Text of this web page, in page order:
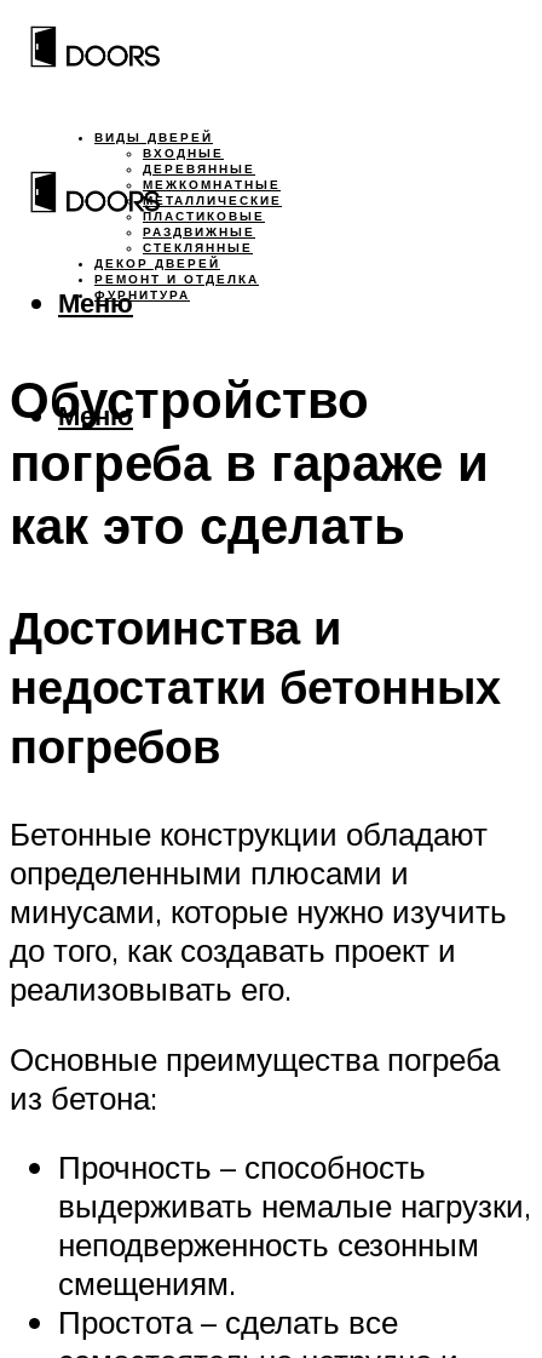
ВИДЫ ДВЕРЕЙ
ВХОДНЫЕ
ДЕРЕВЯННЫЕ
МЕЖКОМНАТНЫЕ
МЕТАЛЛИЧЕСКИЕ
ПЛАСТИКОВЫЕ
РАЗДВИЖНЫЕ
СТЕКЛЯННЫЕ
ДЕКОР ДВЕРЕЙ
РЕМОНТ И ОТДЕЛКА
ФУРНИТУРА
Меню
Меню
Обустройство
погреба в гараже и
как это сделать
Достоинства и
недостатки бетонных
погребов
Бетонные конструкции обладают
определенными плюсами и
минусами, которые нужно изучить
до того, как создавать проект и
реализовывать его.
Основные преимущества погреба
из бетона:
Прочность – способность
выдерживать немалые нагрузки,
неподверженность сезонным
смещениям.
Простота – сделать все